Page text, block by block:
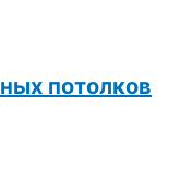
потолков